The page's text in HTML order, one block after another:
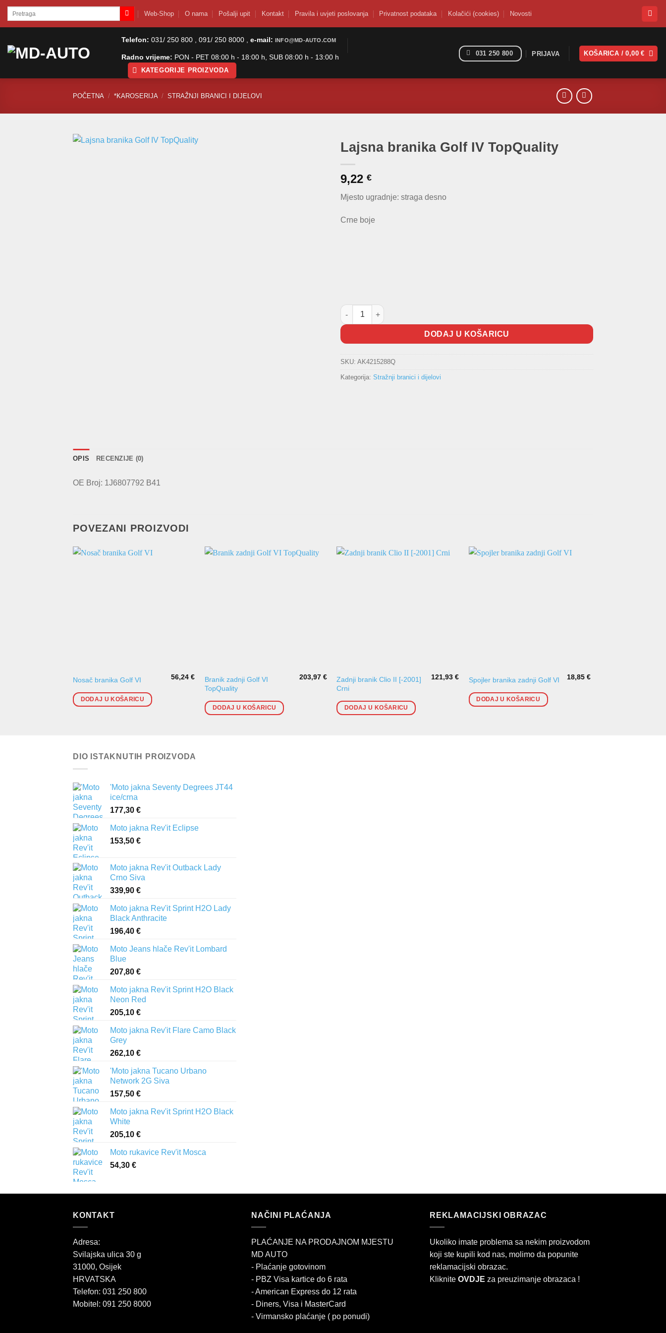
SkipPretraži: Web-Shop O nama Pošalji upit Kontakt Pravila i uvjeti poslovanja Privatnost podataka Kolačići (cookies) Novosti
Telefon: 031/ 250 800 , 091/ 250 8000 , e-mail: INFO@MD-AUTO.COM
Radno vrijeme: PON - PET 08:00 h - 18:00 h, SUB 08:00 h - 13:00 h
KATEGORIJE PROIZVODA
031 250 800 PRIJAVA KOŠARICA /0,00€
POČETNA / *KAROSERIJA / STRAŽNJI BRANICI I DIJELOVI
Lajsna branika Golf IV TopQuality
9,22 €
Mjesto ugradnje: straga desno
Crne boje
Lajsna branika Golf IV TopQuality količina
DODAJ U KOŠARICU
SKU: AK4215288Q
Kategorija: Stražnji branici i dijelovi
OPIS RECENZIJE (0)
OE Broj: 1J6807792 B41
POVEZANI PROIZVODI
Nosač branika Golf VI 56,24€
DODAJ U KOŠARICU
Branik zadnji Golf VI
TopQuality
203,97 €
DODAJ U KOŠARICU
Zadnji branik Clio II [-2001]
Crni
121,93 €
DODAJ U KOŠARICU
Spojler branika zadnji Golf VI 18,85€
DODAJ U KOŠARICU
DIO ISTAKNUTIH PROIZVODA
'Moto jakna Seventy Degrees JT44
ice/crna
177,30 €
Moto jakna Rev'it Eclipse
153,50 €
Moto jakna Rev'it Outback Lady
Crno Siva
339,90 €
Moto jakna Rev'it Sprint H2O Lady
Black Anthracite
196,40 €
Moto Jeans hlače Rev'it Lombard
Blue
207,80 €
Moto jakna Rev'it Sprint H2O Black
Neon Red
205,10 €
Moto jakna Rev'it Flare Camo Black
Grey
262,10 €
'Moto jakna Tucano Urbano
Network 2G Siva
157,50 €
Moto jakna Rev'it Sprint H2O Black
White
205,10 €
Moto rukavice Rev'it Mosca
54,30 €
KONTAKT
Adresa:
Svilajska ulica 30 g
31000, Osijek
HRVATSKA
Telefon: 031 250 800
Mobitel: 091 250 8000
NAČINI PLAĆANJA
PLAĆANJE NA PRODAJNOM MJESTU
MD AUTO
- Plaćanje gotovinom
- PBZ Visa kartice do 6 rata
- American Express do 12 rata
- Diners, Visa i MasterCard
- Virmansko plaćanje ( po ponudi)
REKLAMACIJSKI OBRAZAC
Ukoliko imate problema sa nekim proizvodom
koji ste kupili kod nas, molimo da popunite
reklamacijski obrazac.
Kliknite OVDJE za preuzimanje obrazaca !